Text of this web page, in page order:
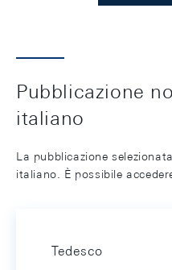
Pubblicazione
italiano
La pubblicazione
italiano. È possibile
Tedesco